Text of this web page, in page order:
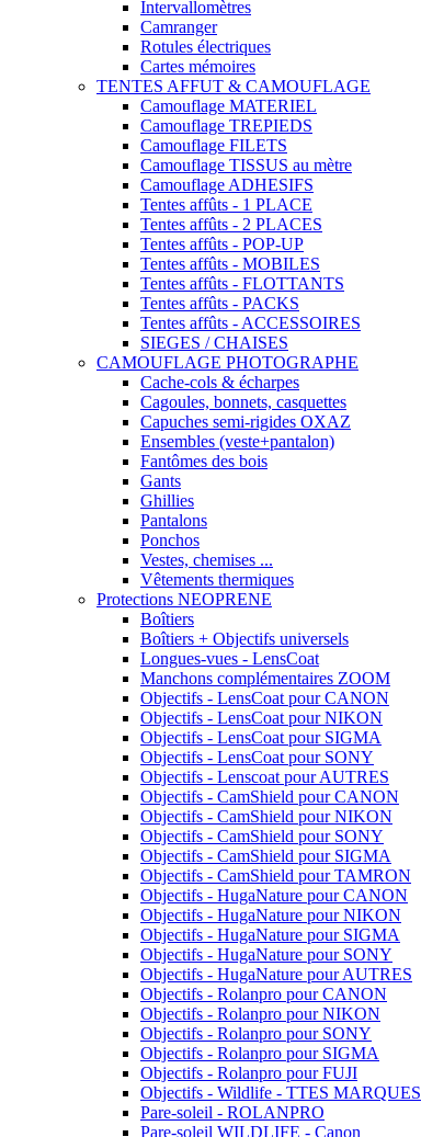
Intervallomètres
Camranger
Rotules électriques
Cartes mémoires
TENTES AFFUT & CAMOUFLAGE
Camouflage MATERIEL
Camouflage TREPIEDS
Camouflage FILETS
Camouflage TISSUS au mètre
Camouflage ADHESIFS
Tentes affûts - 1 PLACE
Tentes affûts - 2 PLACES
Tentes affûts - POP-UP
Tentes affûts - MOBILES
Tentes affûts - FLOTTANTS
Tentes affûts - PACKS
Tentes affûts - ACCESSOIRES
SIEGES / CHAISES
CAMOUFLAGE PHOTOGRAPHE
Cache-cols & écharpes
Cagoules, bonnets, casquettes
Capuches semi-rigides OXAZ
Ensembles (veste+pantalon)
Fantômes des bois
Gants
Ghillies
Pantalons
Ponchos
Vestes, chemises ...
Vêtements thermiques
Protections NEOPRENE
Boîtiers
Boîtiers + Objectifs universels
Longues-vues - LensCoat
Manchons complémentaires ZOOM
Objectifs - LensCoat pour CANON
Objectifs - LensCoat pour NIKON
Objectifs - LensCoat pour SIGMA
Objectifs - LensCoat pour SONY
Objectifs - Lenscoat pour AUTRES
Objectifs - CamShield pour CANON
Objectifs - CamShield pour NIKON
Objectifs - CamShield pour SONY
Objectifs - CamShield pour SIGMA
Objectifs - CamShield pour TAMRON
Objectifs - HugaNature pour CANON
Objectifs - HugaNature pour NIKON
Objectifs - HugaNature pour SIGMA
Objectifs - HugaNature pour SONY
Objectifs - HugaNature pour AUTRES
Objectifs - Rolanpro pour CANON
Objectifs - Rolanpro pour NIKON
Objectifs - Rolanpro pour SONY
Objectifs - Rolanpro pour SIGMA
Objectifs - Rolanpro pour FUJI
Objectifs - Wildlife - TTES MARQUES
Pare-soleil - ROLANPRO
Pare-soleil WILDLIFE - Canon